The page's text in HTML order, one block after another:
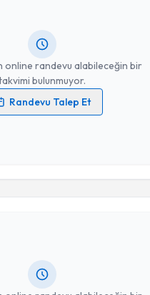
online randevu alabileceğin bir
bulunmuyor.
Randevu Talep Et
ilişkinAydınlatma Metni